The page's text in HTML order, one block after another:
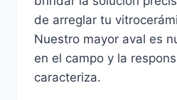
de arreglar tu
Nuestro mayor aval es
en el campo y la
caracteriza.